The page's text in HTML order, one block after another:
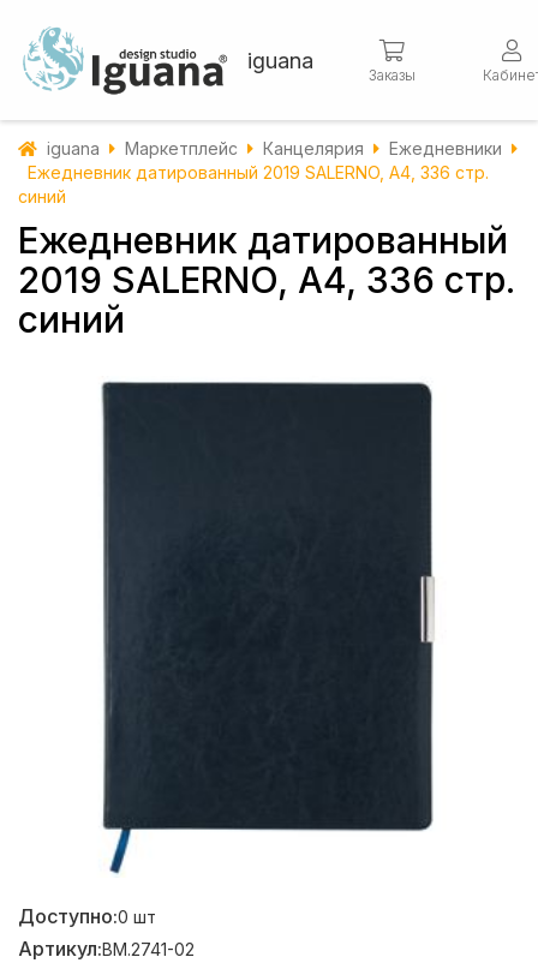
iguana
Заказы
iguana Маркетплейс Канцелярия
Ежедневники
Ежедневник датированный 2019 SALERNO, A4, 336 стр.
синий
Ежедневник датированный
2019 SALERNO, A4, 336 стр.
синий
Доступно:0 шт
Артикул:BM.2741-02